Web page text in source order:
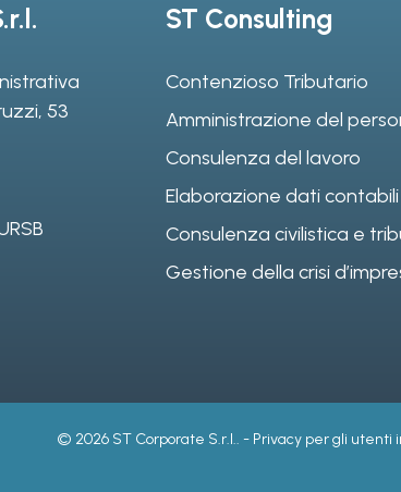
53
ST Consulting
Contenzioso Tributario
Amministrazione del
Consulenza del lavoro
Elaborazione dati contabili
Consulenza civilistica e
Gestione della crisi
© 2026 ST Corporate S.r.l.. - Privacy per gli utenti